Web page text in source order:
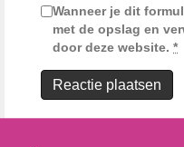
Wanneer je dit
met de opslag en
door deze website. *